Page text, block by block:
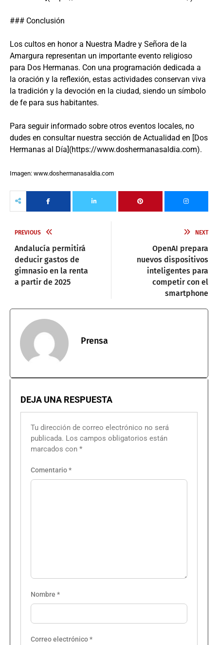
### Conclusión
Los cultos en honor a Nuestra Madre y Señora de la
Amargura representan un importante evento religioso
para Dos Hermanas. Con una programación dedicada a
la oración y la reflexión, estas actividades conservan viva
la tradición y la devoción en la ciudad, siendo un símbolo
de fe para sus habitantes.
Para seguir informado sobre otros eventos locales, no
dudes en consultar nuestra sección de Actualidad en [Dos
Hermanas al Día](https://www.doshermanasaldia.com).
Imagen: www.doshermanasaldia.com
PREVIOUS
Andalucía permitirá
deducir gastos de
gimnasio en la renta
a partir de 2025
NEXT
OpenAI prepara
nuevos dispositivos
inteligentes para
competir con el
smartphone
Prensa
DEJA UNA RESPUESTA
Tu dirección de correo electrónico no será
publicada. Los campos obligatorios están
marcados con *
Comentario*
Nombre *
Correo electrónico*